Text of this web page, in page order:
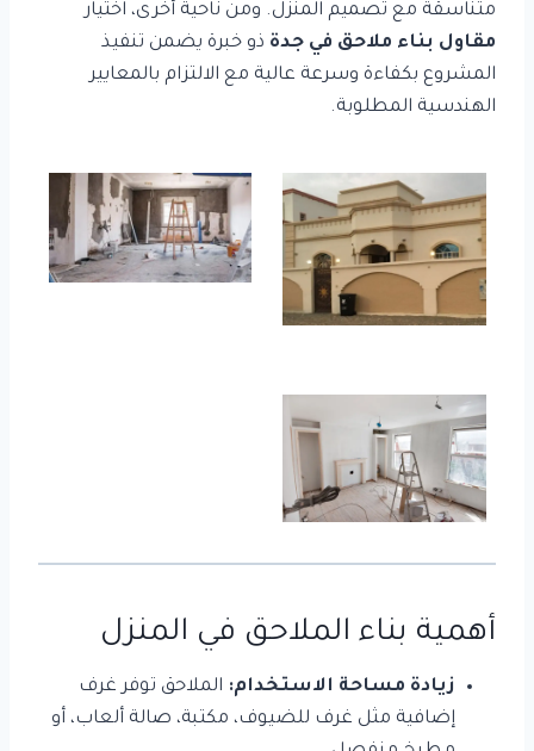
متناسقة مع تصميم المنزل. ومن ناحية أخرى، اختيار
مقاول بناء ملاحق في جدة ذو خبرة يضمن تنفيذ
المشروع بكفاءة وسرعة عالية مع الالتزام بالمعايير
الهندسية المطلوبة.
أهمية بناء الملاحق في المنزل
زيادة مساحة الاستخدام: الملاحق توفر غرف
إضافية مثل غرف للضيوف، مكتبة، صالة ألعاب، أو